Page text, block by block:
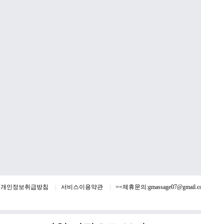
개인정보취급방침 서비스이용약관 ==제휴문의: